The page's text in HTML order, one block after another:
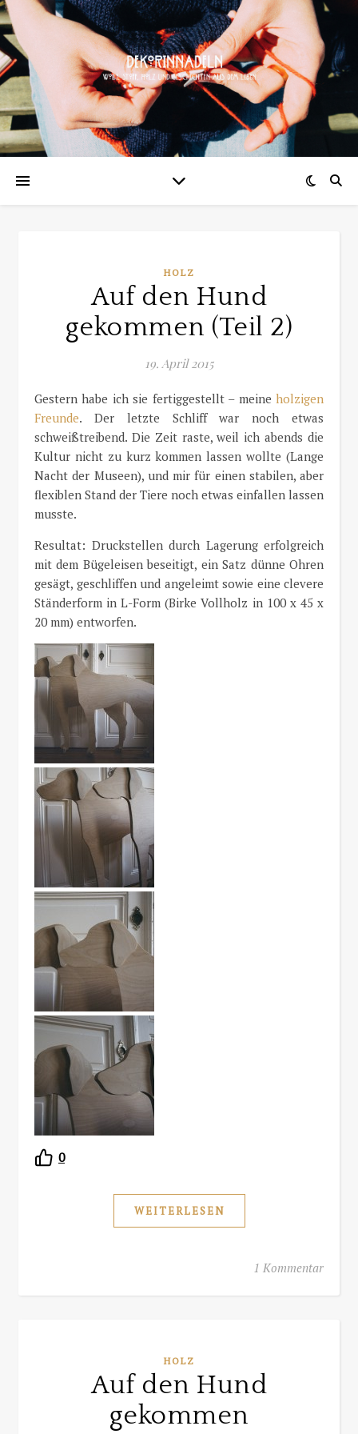
HOLZ
Auf den Hund
gekommen (Teil 2)
19. April 2015
Gestern habe ich sie fertiggestellt – meine holzigen
Freunde. Der letzte Schliff war noch etwas
schweißtreibend. Die Zeit raste, weil ich abends die
Kultur nicht zu kurz kommen lassen wollte (Lange
Nacht der Museen), und mir für einen stabilen, aber
flexiblen Stand der Tiere noch etwas einfallen lassen
musste.
Resultat: Druckstellen durch Lagerung erfolgreich
mit dem Bügeleisen beseitigt, ein Satz dünne Ohren
gesägt, geschliffen und angeleimt sowie eine clevere
Ständerform in L-Form (Birke Vollholz in 100 x 45 x
20 mm) entworfen.
0
WEITERLESEN
1 Kommentar
HOLZ
Auf den Hund
gekommen